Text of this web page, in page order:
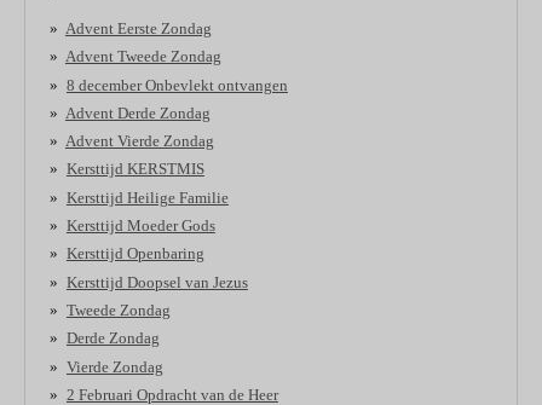
Advent Eerste Zondag
Advent Tweede Zondag
8 december Onbevlekt ontvangen
Advent Derde Zondag
Advent Vierde Zondag
Kersttijd KERSTMIS
Kersttijd Heilige Familie
Kersttijd Moeder Gods
Kersttijd Openbaring
Kersttijd Doopsel van Jezus
Tweede Zondag
Derde Zondag
Vierde Zondag
2 Februari Opdracht van de Heer